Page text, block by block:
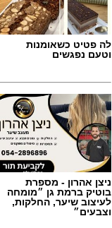
הטלוויזיה. גם משני
מטרת השינוי היא
לתמיכת ראש העיר,
ר״ג, רוני יהודה.
לה פטיט כשאומנות
וטעם נפגשים
ניצן אהרון - מספרת
בוטיק ברמת גן ״מומחה
לעיצוב שיער, החלקות,
וצבעים״